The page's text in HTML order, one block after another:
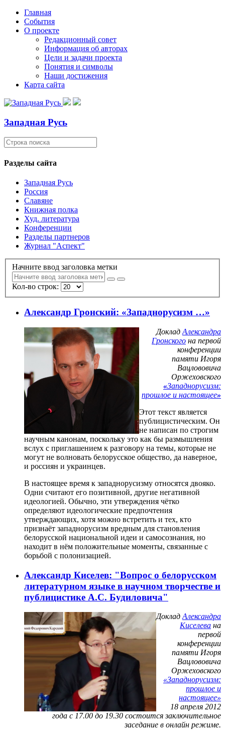
Главная
События
О проекте
Редакционный совет
Информация об авторах
Цели и задачи проекта
Понятия и символы
Наши достижения
Карта сайта
Западная Русь
Разделы сайта
Западная Русь
Россия
Славяне
Книжная полка
Худ. литература
Конференции
Разделы партнеров
Журнал "Аспект"
Начните ввод заголовка метки
Кол-во строк:
Александр Гронский: «Западнорусизм …»
Доклад Александра
Гронского на первой
конференции
памяти Игоря
Вацлововича
Оржеховского
«Западнорусизм:
прошлое и настоящее»
Этот текст является
публицистическим. Он
не написан по строгим
научным канонам, поскольку это как бы размышления
вслух с приглашением к разговору на темы, которые не
могут не волновать белорусское общество, да наверное,
и россиян и украинцев.
В настоящее время к западнорусизму относятся двояко.
Одни считают его позитивной, другие негативной
идеологией. Обычно, эти утверждения чётко
определяют идеологические предпочтения
утверждающих, хотя можно встретить и тех, кто
признаёт западнорусизм вредным для становления
белорусской национальной идеи и самосознания, но
находит в нём положительные моменты, связанные с
борьбой с полонизацией.
Александр Киселев: "Вопрос о белорусском
литературном языке в научном творчестве и
публицистике А.С. Будиловича"
ДокладАлександра
Киселева на
первой
конференции
памяти Игоря
Вацлововича
Оржеховского
«Западнорусизм:
прошлое и
настоящее»
18 апреля 2012
года с 17.00 до 19.30 состоится заключительное
заседание в онлайн режиме.